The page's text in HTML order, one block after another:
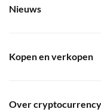
Nieuws
Kopen en verkopen
Over cryptocurrency